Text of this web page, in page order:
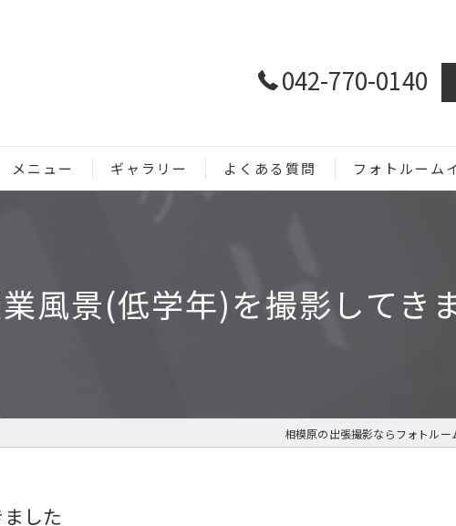
042-770-0140
メニュー ギャラリー よくある質問 フォトルーム
商品撮影
風景(低学年)を撮影してき
相模原の出張撮影ならフォトルー
した